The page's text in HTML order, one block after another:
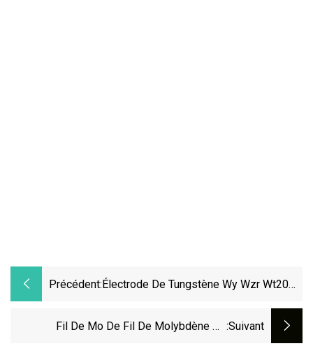
Précédent:Électrode De Tungstène Wy Wzr Wt20
Fil De Mo De Fil De Molybdène De :suivant